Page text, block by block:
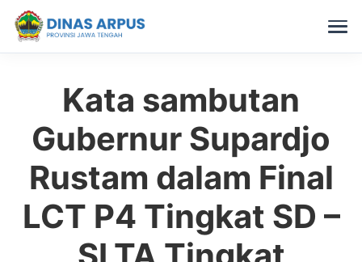
content
Kata sambutan
Gubernur Supardjo
Rustam dalam Final
LCT P4 Tingkat SD –